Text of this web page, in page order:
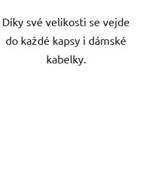
Díky své velikosti se vejde
do každé kapsy i dámské
kabelky.